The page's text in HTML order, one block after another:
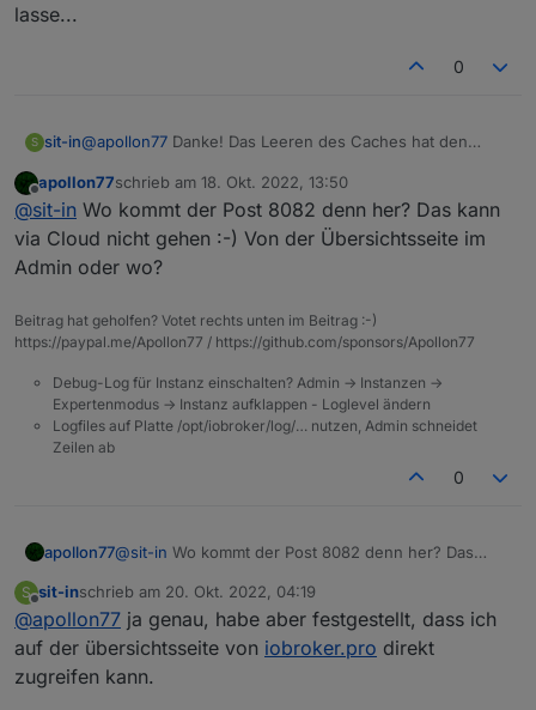
lasse...
0
S sit-in@apollon77 Danke! Das Leeren des Caches hat den
die Einstellungen der Instanzen zugreifen und auch die
Visualisierung lädt wieder :)
Allerdings lädt die Vis nur wenn ich den Port :8082 weg
Offline
apollon77schrieb am 18. Okt. 2022, 13:50
zuletzt editiert von
@sit-in Wo kommt der Post 8082 denn her? Das kann
via Cloud nicht gehen :-) Von der Übersichtsseite im
Admin oder wo?
Beitrag hat geholfen? Votet rechts unten im Beitrag :-)
https://paypal.me/Apollon77 / https://github.com/sponsors/Apollon77
Debug-Log für Instanz einschalten? Admin -> Instanzen ->
Expertenmodus -> Instanz aufklappen - Loglevel ändern
Logfiles auf Platte /opt/iobroker/log/… nutzen, Admin schneidet
Zeilen ab
0
apollon77@sit-in Wo kommt der Post 8082 denn her? Das
Übersichtsseite im Admin oder wo?
S
Offline
sit-inschrieb am 20. Okt. 2022, 04:19
zuletzt editiert von
@apollon77 ja genau, habe aber festgestellt, dass ich
auf der übersichtsseite von iobroker.pro direkt
zugreifen kann.